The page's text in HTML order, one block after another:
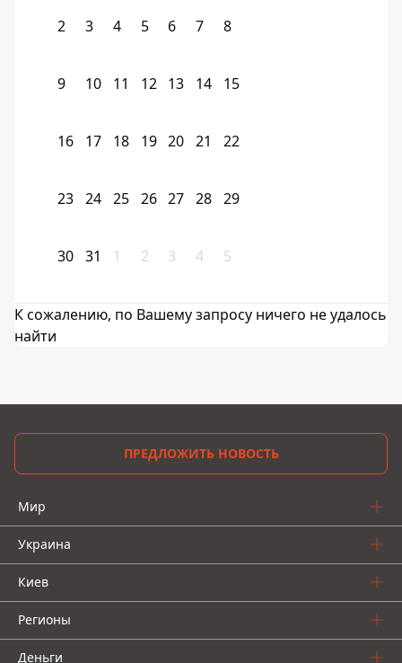
2 3 4 5 6 7 8
9 10 11 12 13 14 15
16 17 18 19 20 21 22
23 24 25 26 27 28 29
30 31 1 2 3 4 5
К сожалению, по Вашему запросу ничего не удалось
найти
ПРЕДЛОЖИТЬ НОВОСТЬ
Мир
Украина
Киев
Регионы
Деньги